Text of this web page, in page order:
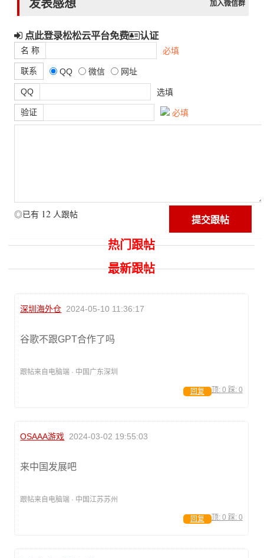
发表感想 加入微信群
点此登录松松云平台免费 认证
名 称 必填
联系 QQ 微信 网址
QQ 选填
验证 必填
◎已有 12 人跟帖
热门跟帖
最新跟帖
深圳海外仓 2024-05-10 11:36:17
谷歌不跟GPT合作了吗
跟帖来自电脑端 · 中国广东深圳
顶: 0 踩: 0
回复
OSAAA游戏 2024-03-02 19:55:03
来中国发展吧
跟帖来自电脑端 · 中国江苏苏州
顶: 0 踩: 0
回复